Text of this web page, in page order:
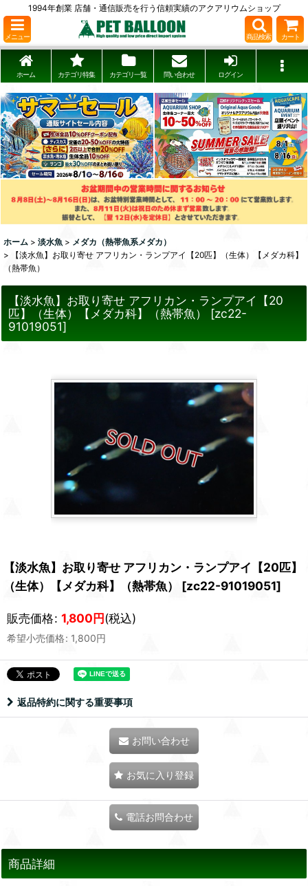
1994年創業 店舗・通信販売を行う信頼実績のアクアリウムショップ
メニュー 商品検索 カート
ホーム カテゴリ特集 カテゴリ一覧 問い合わせ ログイン
ホーム > 淡水魚 > メダカ（熱帯魚系メダカ）
>
【淡水魚】お取り寄せ アフリカン・ランプアイ【20匹】（生体）【メダカ科】
（熱帯魚）
【淡水魚】お取り寄せ アフリカン・ランプアイ【20
匹】（生体）【メダカ科】（熱帯魚）
[zc22-
91019051]
【淡水魚】お取り寄せ アフリカン・ランプアイ【20匹】
（生体）【メダカ科】（熱帯魚）
[zc22-91019051]
販売価格: 1,800円(税込)
希望小売価格: 1,800円
返品特約に関する重要事項
お問い合わせ
お気に入り登録
電話お問合わせ
商品詳細